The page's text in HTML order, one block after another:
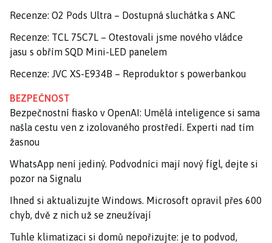
Recenze: O2 Pods Ultra – Dostupná sluchátka s ANC
Recenze: TCL 75C7L – Otestovali jsme nového vládce
jasu s obřím SQD Mini-LED panelem
Recenze: JVC XS-E934B – Reproduktor s powerbankou
BEZPEČNOST
Bezpečnostní fiasko v OpenAI: Umělá inteligence si sama
našla cestu ven z izolovaného prostředí. Experti nad tím
žasnou
WhatsApp není jediný. Podvodníci mají nový fígl, dejte si
pozor na Signalu
Ihned si aktualizujte Windows. Microsoft opravil přes 600
chyb, dvě z nich už se zneužívají
Tuhle klimatizaci si domů nepořizujte: je to podvod,